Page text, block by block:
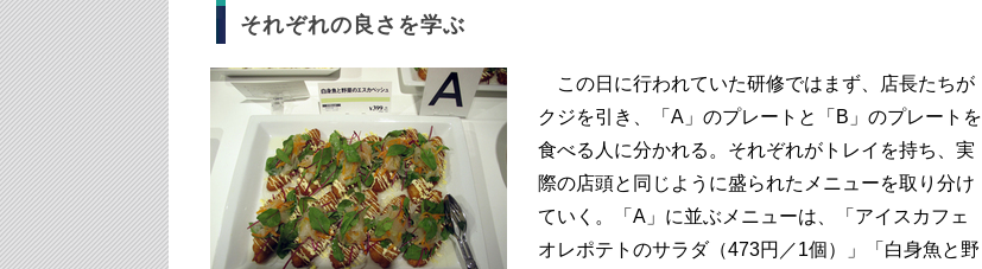
それぞれの良さを学ぶ
この日に行われていた研修ではまず、店長たちが
クジを引き、「A」のプレートと「B」のプレートを
食べる人に分かれる。それぞれがトレイを持ち、実
際の店頭と同じように盛られたメニューを取り分け
ていく。「A」に並ぶメニューは、「アイスカフェ
オレポテトのサラダ（473円／1個）」「白身魚と野